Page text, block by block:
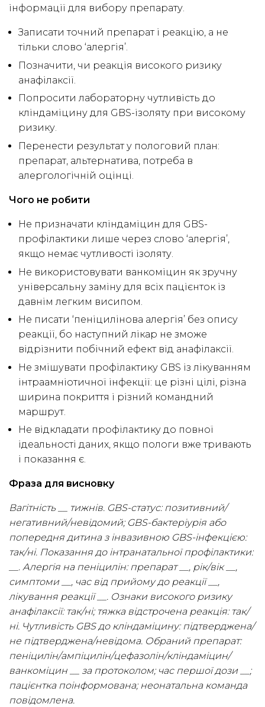
інформації для вибору препарату.
Записати точний препарат і реакцію, а не
тільки слово ‘алергія’.
Позначити, чи реакція високого ризику
анафілаксії.
Попросити лабораторну чутливість до
кліндаміцину для GBS-ізоляту при високому
ризику.
Перенести результат у пологовий план:
препарат, альтернатива, потреба в
алергологічній оцінці.
Чого не робити
Не призначати кліндаміцин для GBS-
профілактики лише через слово ‘алергія’,
якщо немає чутливості ізоляту.
Не використовувати ванкоміцин як зручну
універсальну заміну для всіх пацієнток із
давнім легким висипом.
Не писати ‘пеніцилінова алергія’ без опису
реакції, бо наступний лікар не зможе
відрізнити побічний ефект від анафілаксії.
Не змішувати профілактику GBS із лікуванням
інтраамніотичної інфекції: це різні цілі, різна
ширина покриття і різний командний
маршрут.
Не відкладати профілактику до повної
ідеальності даних, якщо пологи вже тривають
і показання є.
Фраза для висновку
Вагітність __ тижнів. GBS-статус: позитивний/
негативний/невідомий; GBS-бактеріурія або
попередня дитина з інвазивною GBS-інфекцією:
так/ні. Показання до інтранатальної профілактики:
__. Алергія на пеніцилін: препарат __, рік/вік __,
симптоми __, час від прийому до реакції __,
лікування реакції __. Ознаки високого ризику
анафілаксії: так/ні; тяжка відстрочена реакція: так/
ні. Чутливість GBS до кліндаміцину: підтверджена/
не підтверджена/невідома. Обраний препарат:
пеніцилін/ампіцилін/цефазолін/кліндаміцин/
ванкоміцин __ за протоколом; час першої дози __;
пацієнтка поінформована; неонатальна команда
повідомлена.